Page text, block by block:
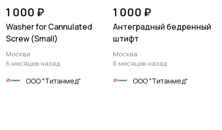
1 000 ₽
Washer for Cannulated
Screw (Small)
Москва
6 месяцев назад
ООО "Титанмед"
1 000 ₽
Антеградный бедренный
штифт
Москва
6 месяцев назад
ООО "Титанмед"